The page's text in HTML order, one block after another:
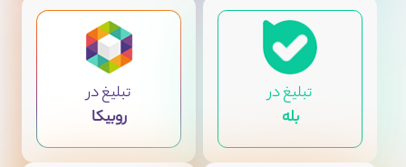
تبلیغ در
روبیکا
تبلیغ در
بله